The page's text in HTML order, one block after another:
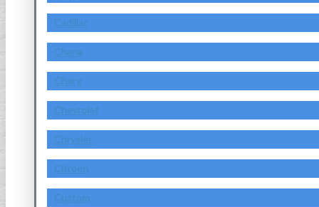
Cadillac
Chana
Chery
Chevrolet
Chrysler
Citroen
Custom